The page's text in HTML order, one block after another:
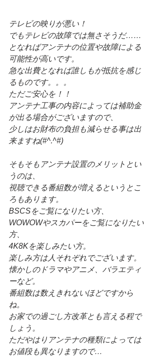
テレビの映りが悪い！
でもテレビの故障では無さそうだ……
となればアンテナの位置や故障による
可能性が高いです。
急な出費となれば誰しもが抵抗を感じ
るものです。。。
ただご安心を！！
アンテナ工事の内容によっては補助金
が出る場合がございますので、
少しはお財布の負担も減らせる事は出
来ますね(#^.^#)
そもそもアンテナ設置のメリットとい
うのは、
視聴できる番組数が増えるというとこ
ろもあります。
BSCSをご覧になりたい方、
WOWOWやスカパーをご覧になりたい
方、
4K8Kを楽しみたい方。
楽しみ方は人それぞれでございます。
懐かしのドラマやアニメ、バラエティ
ーなど。
番組数は数えきれないほどですから
ね。
お家での過ごし方改革とも言える程で
しょう。
ただやはりアンテナの種類によっては
お値段も異なりますので…